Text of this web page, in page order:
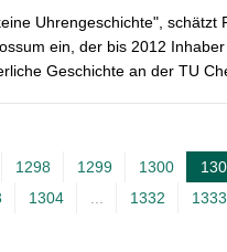
Uhrengeschichte", schätzt
ein, der bis 2012
Geschichte an der TU
1298 1299 1300
1304 ... 1332 1333